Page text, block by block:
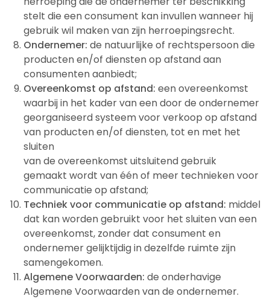
stelt die een consument kan invullen wanneer hij
gebruik wil maken van zijn herroepingsrecht.
Ondernemer: de natuurlijke of rechtspersoon die
producten en/of diensten op afstand aan
consumenten aanbiedt;
Overeenkomst op afstand: een overeenkomst
waarbij in het kader van een door de ondernemer
georganiseerd systeem voor verkoop op afstand
van producten en/of diensten, tot en met het
sluiten
van de overeenkomst uitsluitend gebruik
gemaakt wordt van één of meer technieken voor
communicatie op afstand;
Techniek voor communicatie op afstand: middel
dat kan worden gebruikt voor het sluiten van een
overeenkomst, zonder dat consument en
ondernemer gelijktijdig in dezelfde ruimte zijn
samengekomen.
Algemene Voorwaarden: de onderhavige
Algemene Voorwaarden van de ondernemer.